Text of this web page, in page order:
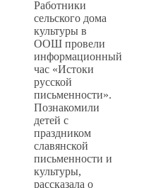
Работники
сельского дома
культуры в
ООШ провели
информационный
час «Истоки
русской
письменности».
Познакомили
детей с
праздником
славянской
письменности и
культуры,
рассказала о